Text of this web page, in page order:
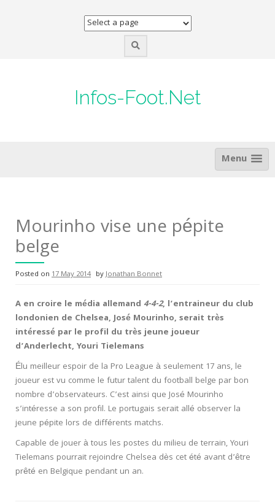
Infos-Foot.Net
Menu
Mourinho vise une pépite
belge
Posted on 17 May 2014 byJonathan Bonnet
A en croire le média allemand 4-4-2, l’entraineur du club
londonien de Chelsea, José Mourinho, serait très
intéressé par le profil du très jeune joueur
d’Anderlecht, Youri Tielemans
Élu meilleur espoir de la Pro League à seulement 17 ans, le
joueur est vu comme le futur talent du football belge par bon
nombre d’observateurs. C’est ainsi que José Mourinho
s’intéresse a son profil. Le portugais serait allé observer la
jeune pépite lors de différents matchs.
Capable de jouer à tous les postes du milieu de terrain, Youri
Tielemans pourrait rejoindre Chelsea dès cet été avant d’être
prêté en Belgique pendant un an.